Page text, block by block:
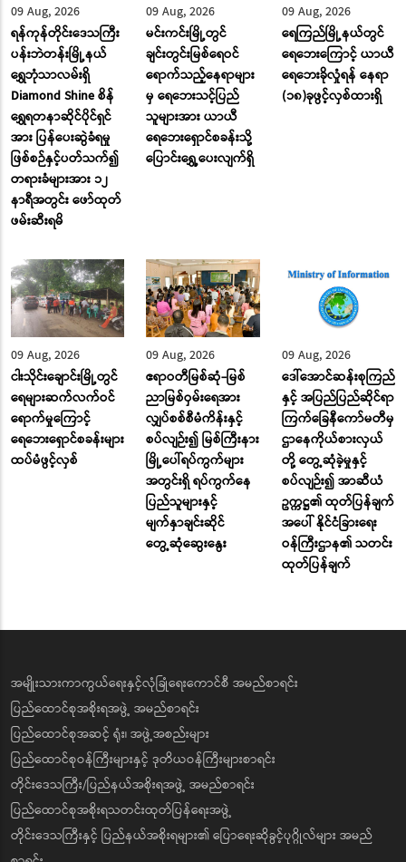
09 Aug, 2026
ရန်ကုန်တိုင်းဒေသကြီး
ပန်းဘဲတန်းမြို့နယ်
ရွှေဘုံသာလမ်းရှိ
Diamond Shine စိန်
ရွှေရတနာဆိုင်ပိုင်ရှင်
အား ပြန်ပေးဆွဲခံရမှု
ဖြစ်စဉ်နှင့်ပတ်သက်၍
တရားခံများအား ၁၂
နာရီအတွင်း ဖော်ထုတ်
ဖမ်းဆီးရမိ
09 Aug, 2026
မင်းကင်းမြို့တွင်
ချင်းတွင်းမြစ်ရေဝင်
ရောက်သည့်နေရာများ
မှ ရေဘေးသင့်ပြည်
သူများအား ယာယီ
ရေဘေးရှောင်စခန်းသို့
ပြောင်း‌ရွှေ့ပေးလျက်ရှိ
09 Aug, 2026
ရေကြည်မြို့နယ်တွင်
ရေဘေးကြောင့် ယာယီ
ရေဘေးခိုလှုံရန် နေရာ
(၁၈)ခုဖွင့်လှစ်ထားရှိ
09 Aug, 2026
ငါးသိုင်းချောင်းမြို့တွင်
ရေများဆက်လက်ဝင်
ရောက်မှုကြောင့်
ရေဘေးရှောင်စခန်းများ
ထပ်မံဖွင့်လှစ်
09 Aug, 2026
ဧရာဝတီမြစ်ဆုံ-မြစ်
ညာမြစ်ဝှမ်းရေအား
လျှပ်စစ်စီမံကိန်းနှင့်
စပ်လျဉ်း၍ မြစ်ကြီးနား
မြို့ပေါ်ရပ်ကွက်များ
အတွင်းရှိ ရပ်ကွက်နေ
ပြည်သူများနှင့်
မျက်နှာချင်းဆိုင်
တွေ့ဆုံဆွေးနွေး
09 Aug, 2026
ဒေါ်အောင်ဆန်းစုကြည်
နှင့် အပြည်ပြည်ဆိုင်ရာ
ကြက်ခြေနီကော်မတီမှ
ဌာနေကိုယ်စားလှယ်
တို့ တွေ့ဆုံခဲ့မှုနှင့်
စပ်လျဉ်း၍ အာဆီယံ
ဥက္ကဋ္ဌ၏ ထုတ်ပြန်ချက်
အပေါ် နိုင်ငံခြားရေး
ဝန်ကြီးဌာန၏ သတင်း
ထုတ်ပြန်ချက်
အမျိုးသားကာကွယ်ရေးနှင့်လုံခြုံရေးကောင်စီ အမည်စာရင်း
ပြည်ထောင်စုအစိုးရအဖွဲ့ အမည်စာရင်း
ပြည်ထောင်စုအဆင့် ရုံး၊ အဖွဲ့အစည်းများ
ပြည်ထောင်စုဝန်ကြီးများနှင့် ဒုတိယဝန်ကြီးများစာရင်း
တိုင်းဒေသကြီး/ပြည်နယ်အစိုးရအဖွဲ့ အမည်စာရင်း
ပြည်ထောင်စုအစိုးရသတင်းထုတ်ပြန်ရေးအဖွဲ့
တိုင်းဒေသကြီးနှင့် ပြည်နယ်အစိုးရများ၏ ပြောရေးဆိုခွင့်ပုဂ္ဂိုလ်များ အမည်